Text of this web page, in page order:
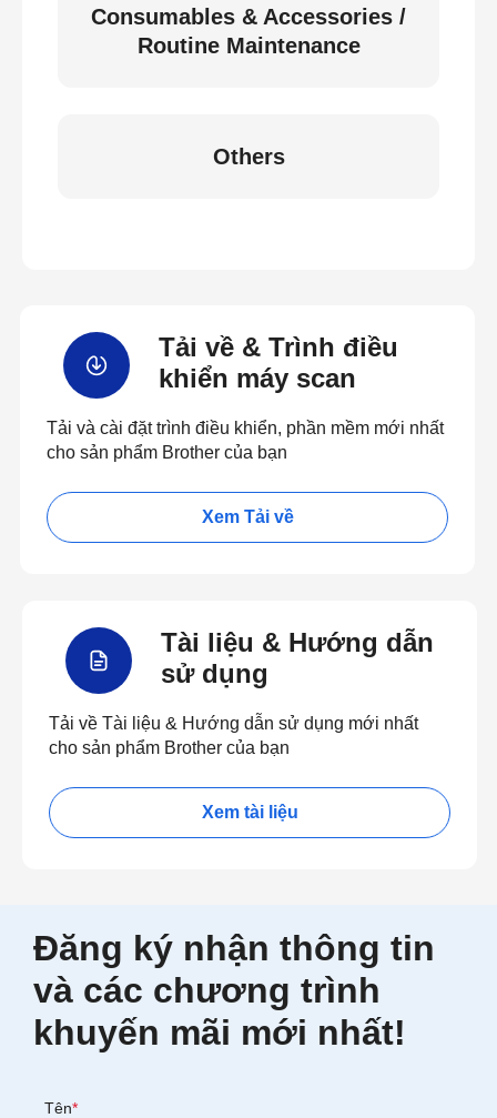
Consumables & Accessories /
Routine Maintenance
Others
Tải về & Trình điều
khiển máy scan
Tải và cài đặt trình điều khiển, phần mềm mới nhất
cho sản phẩm Brother của bạn
Xem Tải về
Tài liệu & Hướng dẫn
sử dụng
Tải về Tài liệu & Hướng dẫn sử dụng mới nhất
cho sản phẩm Brother của bạn
Xem tài liệu
Đăng ký nhận thông tin
và các chương trình
khuyến mãi mới nhất!
Tên*